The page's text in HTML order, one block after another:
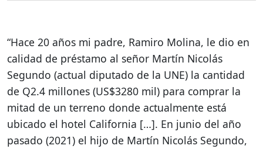
“Hace 20 años mi padre, Ramiro Molina, le dio en
calidad de préstamo al señor Martín Nicolás
Segundo (actual diputado de la UNE) la cantidad
de Q2.4 millones (US$3280 mil) para comprar la
mitad de un terreno donde actualmente está
ubicado el hotel California […]. En junio del año
pasado (2021) el hijo de Martín Nicolás Segundo,